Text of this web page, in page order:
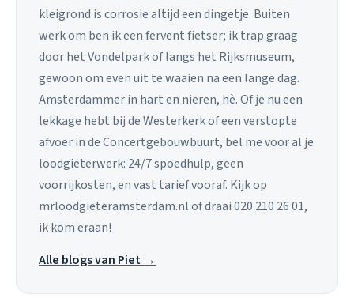
kleigrond is corrosie altijd een dingetje. Buiten
werk om ben ik een fervent fietser; ik trap graag
door het Vondelpark of langs het Rijksmuseum,
gewoon om even uit te waaien na een lange dag.
Amsterdammer in hart en nieren, hè. Of je nu een
lekkage hebt bij de Westerkerk of een verstopte
afvoer in de Concertgebouwbuurt, bel me voor al je
loodgieterwerk: 24/7 spoedhulp, geen
voorrijkosten, en vast tarief vooraf. Kijk op
mrloodgieteramsterdam.nl of draai 020 210 26 01,
ik kom eraan!
Alle blogs van Piet →